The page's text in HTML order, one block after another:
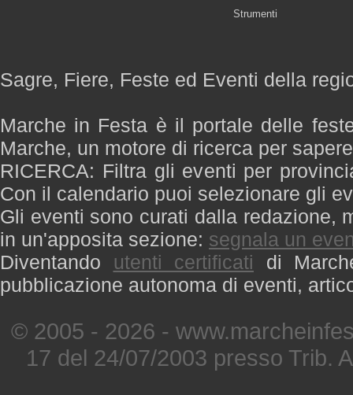
Strumenti
Sagre, Fiere, Feste ed Eventi della
Marche in Festa è il portale delle
Marche, un motore di ricerca per
RICERCA: Filtra gli eventi per
Con il calendario puoi selezionare gli
Gli eventi sono curati dalla redazione,
in un'apposita sezione: segnala un
Diventando utenti certificati di
pubblicazione autonoma di eventi,
© 2005 - 2026 -
17 del 24/07/2003 presso Trib.